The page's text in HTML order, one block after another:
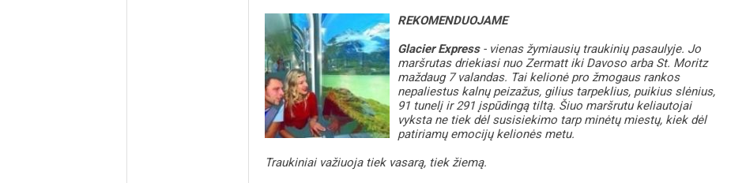
REKOMENDUOJAME
Glacier Express- vienas žymiausių traukinių pasaulyje. Jo
maršrutas driekiasi nuo Zermatt iki Davoso arba St. Moritz
maždaug 7 valandas. Tai kelionė pro žmogaus rankos
nepaliestus kalnų peizažus, gilius tarpeklius, puikius slėnius,
91 tunelį ir 291 įspūdingą tiltą. Šiuo maršrutu keliautojai
vyksta ne tiek dėl susisiekimo tarp minėtų miestų, kiek dėl
patiriamų emocijų kelionės metu.
Traukiniai važiuoja tiek vasarą, tiek žiemą.